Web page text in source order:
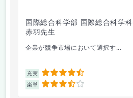
国際総合科学部 国際総合科学科
赤羽先生
企業が競争市場において選択す...
充実 4.5
楽単 3.5